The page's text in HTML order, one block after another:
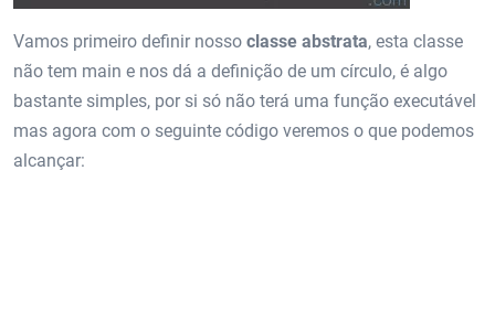
Vamos primeiro definir nosso classe abstrata, esta classe
não tem main e nos dá a definição de um círculo, é algo
bastante simples, por si só não terá uma função executável
mas agora com o seguinte código veremos o que podemos
alcançar: